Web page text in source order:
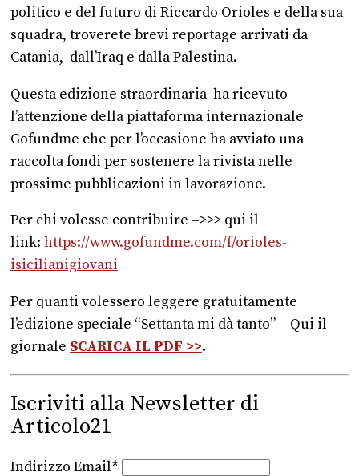
politico e del futuro di Riccardo Orioles e della sua
squadra, troverete brevi reportage arrivati da
Catania, dall’Iraq e dalla Palestina.
Questa edizione straordinaria ha ricevuto
l’attenzione della piattaforma internazionale
Gofundme che per l’occasione ha avviato una
raccolta fondi per sostenere la rivista nelle
prossime pubblicazioni in lavorazione.
Per chi volesse contribuire –>>> qui il
link: https://www.gofundme.com/f/orioles-
isicilianigiovani
Per quanti volessero leggere gratuitamente
l’edizione speciale “Settanta mi dà tanto” – Qui il
giornale SCARICA IL PDF >>.
Iscriviti alla Newsletter di
Articolo21
Indirizzo Email*